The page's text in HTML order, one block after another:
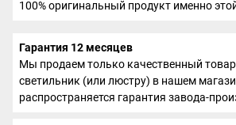
100% оригинальный продукт именно
Гарантия 12 месяцев
Мы продаем только качественный
светильник (или люстру) в нашем
распространяется гарантия завода-